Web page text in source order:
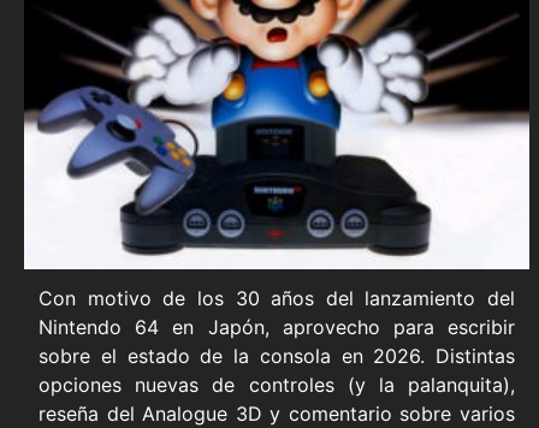
Con motivo de los 30 años del lanzamiento del
Nintendo 64 en Japón, aprovecho para escribir
sobre el estado de la consola en 2026. Distintas
opciones nuevas de controles (y la palanquita),
reseña del Analogue 3D y comentario sobre varios